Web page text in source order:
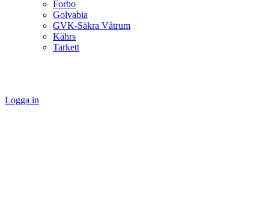
Forbo
Golvabia
GVK-Säkra Våtrum
Kährs
Tarkett
Logga in